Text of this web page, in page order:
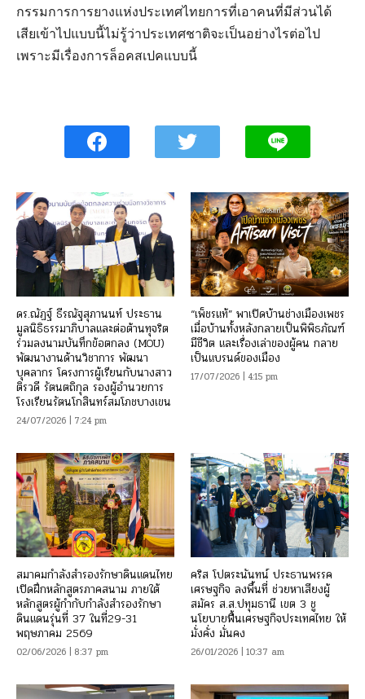
กรรมการการยางแห่งประเทศไทยการที่เอาคนที่มีส่วนได้
เสียเข้าไปแบบนี้ไม่รู้ว่าประเทศชาติจะเป็นอย่างไรต่อไป
เพราะมีเรื่องการล็อคสเปคแบบนี้
ดร.ณัฏฐ์ ธีรณัฐสุภานนท์ ประธาน
มูลนิธิธรรมาภิบาลและต่อต้านทุจริต
ร่วมลงนามบันทึกข้อตกลง (MOU)
พัฒนางานด้านวิชาการ พัฒนา
บุคลากร โครงการผู้เรียนกับนางสาว
ติรวดี รัตนตถิกุล รองผู้อำนวยการ
โรงเรียนรัตนโกสินทร์สมโภชบางเขน
24/07/2026 | 7:24 pm
“เพ็ชรแท้” พาเปิดบ้านช่างเมืองเพชร
เมื่อบ้านทั้งหลังกลายเป็นพิพิธภัณฑ์
มีชีวิต และเรื่องเล่าของผู้คน กลาย
เป็นแบรนด์ของเมือง
17/07/2026 | 4:15 pm
สมาคมกำลังสำรองรักษาดินแดนไทย
เปิดฝึกหลักสูตรภาคสนาม ภายใต้
หลักสูตรผู้กำกับกำลังสำรองรักษา
ดินแดนรุ่นที่ 37 ในที่29-31
พฤษภาคม 2569
02/06/2026 | 8:37 pm
คริส โปตระนันทน์ ประธานพรรค
เศรษฐกิจ ลงพื้นที่ ช่วยหาเสียงผู้
สมัคร ส.ส.ปทุมธานี เขต 3 ชู
นโยบายฟื้นเศรษฐกิจประเทศไทย ให้
มั่งคั่ง มั่นคง
26/01/2026 | 10:37 am